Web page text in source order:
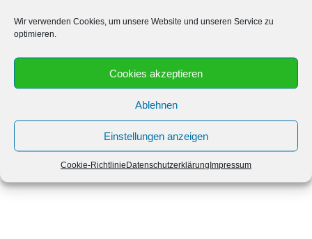
Wir verwenden Cookies, um unsere Website und unseren Service zu
optimieren.
Cookies akzeptieren
Ablehnen
Einstellungen anzeigen
Cookie-RichtlinieDatenschutzerklärungImpressum
Westend-Apotheke hat Samstags und Sonntags zu den
folgenden Uhrzeiten geöffnet:
Samstag: 8:30 bis 13:00
Sonntag: Geschlossen bis Geschlossen